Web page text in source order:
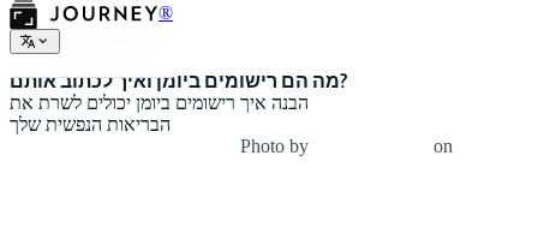
®
רישומים ביומן
מה הם רישומים ביומן ואיך לכתוב אותם?
הבנה איך רישומים ביומן יכולים לשרת את
הבריאות הנפשית שלך
Photo by
on